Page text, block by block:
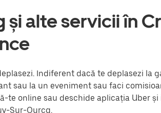
alte servicii în
Indiferent dacă te deplasezi la
sau la un eveniment sau faci
te online sau deschide aplicația Uber
Sur-Ourcq.